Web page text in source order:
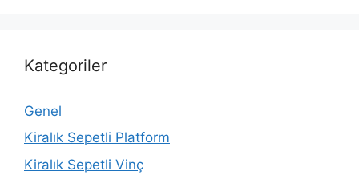
Kategoriler
Genel
Kiralık Sepetli Platform
Kiralık Sepetli Vinç